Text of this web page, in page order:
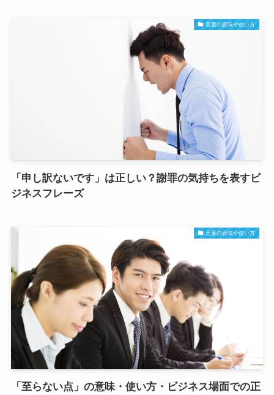
言葉の意味や使い方
「申し訳ないです」は正しい？謝罪の気持ちを表すビ
ジネスフレーズ
言葉の意味や使い方
「至らない点」の意味・使い方・ビジネス場面での正